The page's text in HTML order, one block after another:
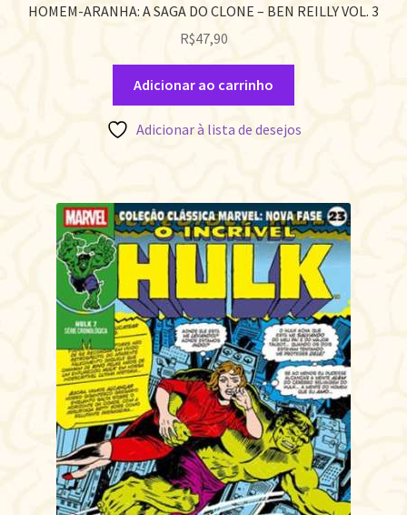
HOMEM-ARANHA: A SAGA DO CLONE – BEN REILLY VOL. 3
R$47,90
Adicionar ao carrinho
Adicionar à lista de desejos